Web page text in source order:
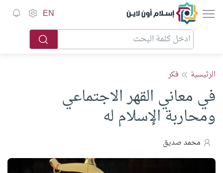
إسلام أون لاين EN
الرئيسية فكر
في معاني القهر الاجتماعي
ومحاربة الإسلام له
محمد صديق